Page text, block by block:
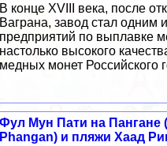
В конце XVIII века, после
Ваграна, завод стал одним
предприятий по выплавке
настолько высокого
медных монет Российского
Фул Мун Пати на Пангане
Phangan) и пляжи Хаад